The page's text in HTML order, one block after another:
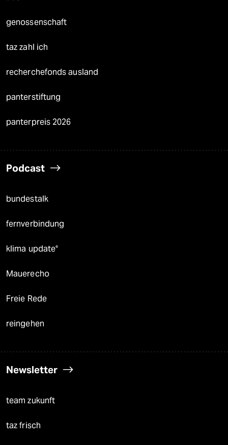
genossenschaft
taz zahl ich
recherchefonds ausland
panterstiftung
panterpreis 2026
Podcast
bundestalk
fernverbindung
klima update°
Mauerecho
Freie Rede
reingehen
Newsletter
team zukunft
taz frisch